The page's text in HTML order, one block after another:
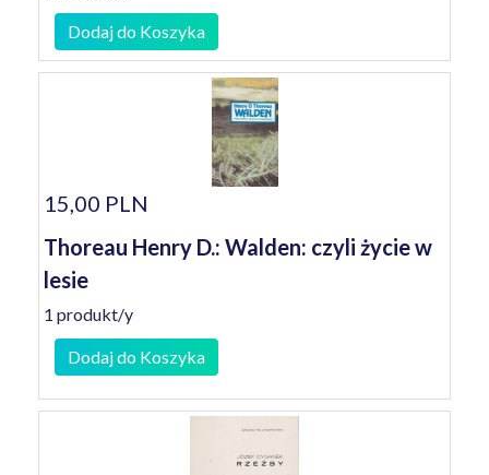
Dodaj do Koszyka
15,00 PLN
Thoreau Henry D.: Walden: czyli życie w
lesie
1 produkt/y
Dodaj do Koszyka